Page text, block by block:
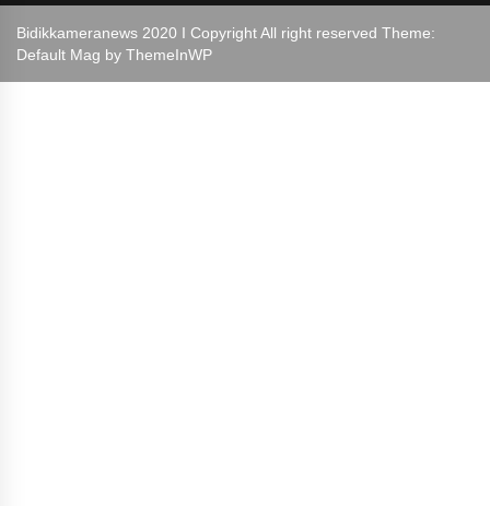
Bidikkameranews 2020 I Copyright All right reserved Theme:
Default Mag by ThemeInWP